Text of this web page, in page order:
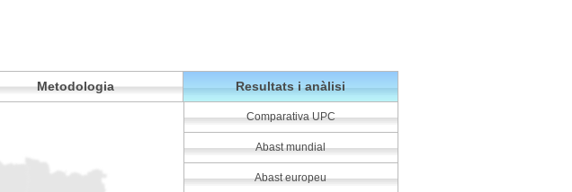
Metodologia Resultats i anàlisi
Comparativa UPC
Abast mundial
Abast europeu